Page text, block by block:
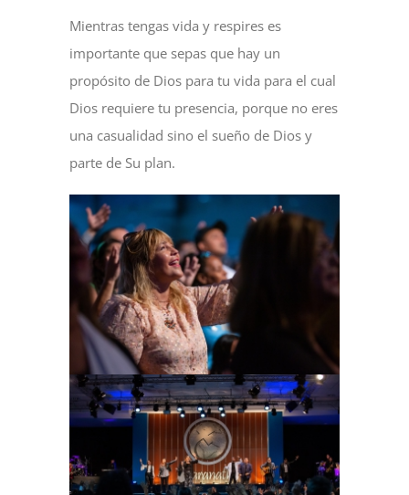
Mientras tengas vida y respires es
importante que sepas que hay un
propósito de Dios para tu vida para el cual
Dios requiere tu presencia, porque no eres
una casualidad sino el sueño de Dios y
parte de Su plan.